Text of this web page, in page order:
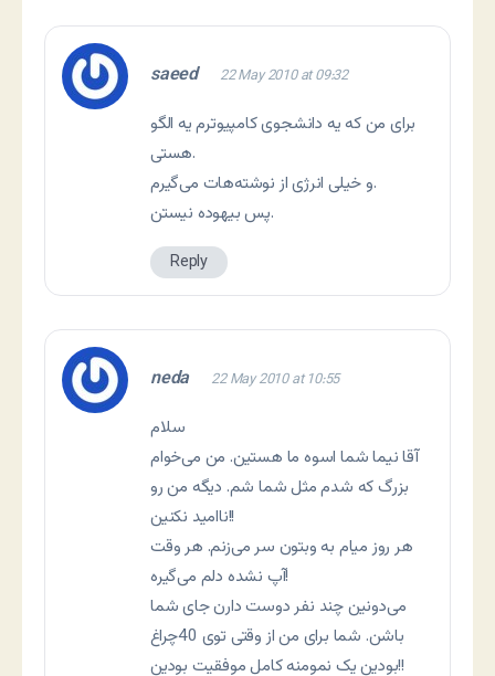
saeed 22 May 2010 at 09:32
برای من که یه دانشجوی کامپیوترم یه الگو
هستی.
و خیلی انرژی از نوشته‌هات می‌گیرم.
پس بیهوده نیستن.
Reply
neda 22 May 2010 at 10:55
سلام
آقا نیما شما اسوه ما هستین. من می‌خوام
بزرگ که شدم مثل شما شم. دیگه من رو
ناامید نکنین!!
هر روز میام به وبتون سر می‌زنم. هر وقت
آپ نشده دلم می‌گیره!
می‌دونین چند نفر دوست دارن جای شما
باشن. شما برای من از وقتی توی 40چراغ
بودین یک نمومنه کامل موفقیت بودین!!